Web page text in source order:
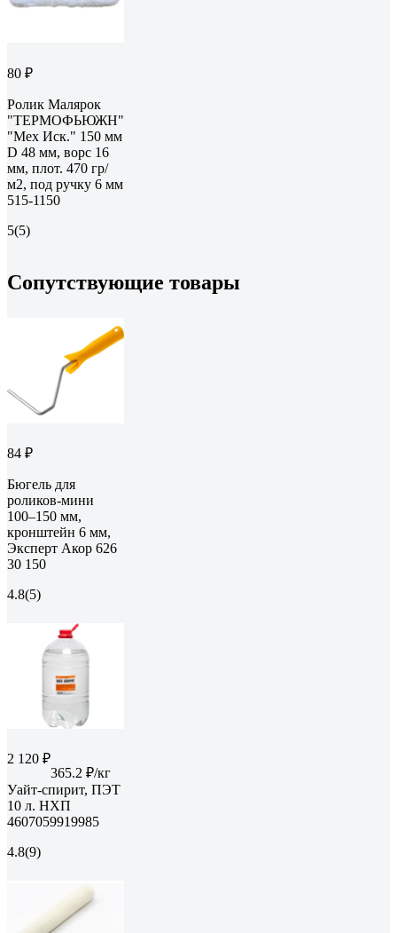
80 ₽
Ролик Малярок
"ТЕРМОФЬЮЖН"
"Мех Иск." 150 мм
D 48 мм, ворс 16
мм, плот. 470 гр/
м2, под ручку 6 мм
515-1150
5(5)
Сопутствующие товары
84 ₽
Бюгель для
роликов-мини
100–150 мм,
кронштейн 6 мм,
Эксперт Акор 626
30 150
4.8(5)
2 120 ₽
365.2 ₽/кг
Уайт-спирит, ПЭТ
10 л. НХП
4607059919985
4.8(9)